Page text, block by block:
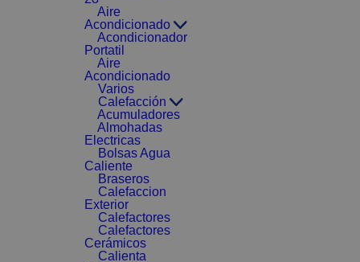
Aire
Acondicionado
Acondicionador
Portatil
Aire
Acondicionado
Varios
Calefacción
Acumuladores
Almohadas
Electricas
Bolsas Agua
Caliente
Braseros
Calefaccion
Exterior
Calefactores
Calefactores
Cerámicos
Calienta